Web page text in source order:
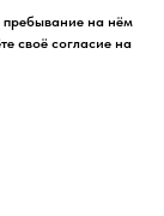
пребывание на нём
своё согласие на
ЗАКАЗЫ